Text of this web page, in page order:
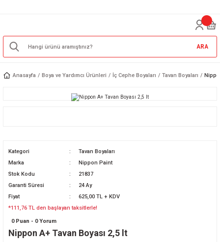
ARA
Anasayfa Boya ve Yardımcı Ürünleri İç Cephe Boyaları Tavan Boyaları
Kategori
Tavan Boyaları
Marka
Nippon Paint
Stok Kodu
21837
Garanti Süresi
24 Ay
Fiyat
625,00 TL + KDV
*111,76 TL den başlayan taksitlerle!
0 Puan - 0 Yorum
Nippon A+ Tavan Boyası 2,5 lt